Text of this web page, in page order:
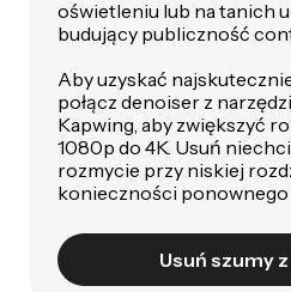
oświetleniu lub na tanich
budujący publiczność
Aby uzyskać
połącz denoiser z
Kapwing, aby zwiększyć
1080p do 4K. Usuń
rozmycie przy niskiej
konieczności ponownego
Usuń szumy